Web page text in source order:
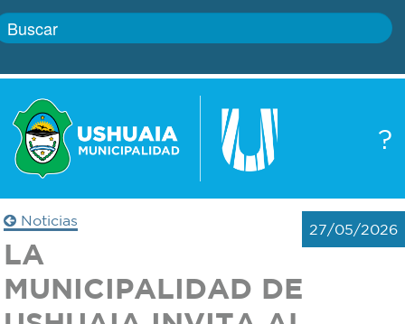
?
Boletín
Defensa
Gobierno
Trámites
Transparencia
Noticias
27/05/2026
LA
MUNICIPALIDAD DE